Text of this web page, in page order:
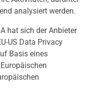
analysiert werden.
hat sich der Anbieter
US Data Privacy
Basis eines